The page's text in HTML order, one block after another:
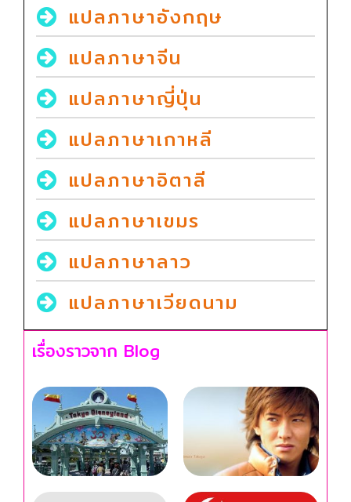
แปลภาษาอังกฤษ
แปลภาษาจีน
แปลภาษาญี่ปุ่น
แปลภาษาเกาหลี
แปลภาษาอิตาลี
แปลภาษาเขมร
แปลภาษาลาว
แปลภาษาเวียดนาม
เรื่องราวจาก Blog